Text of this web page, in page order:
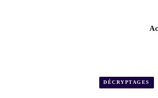
DÉCRYPTAGES